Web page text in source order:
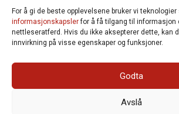
For å gi de beste opplevelsene bruker vi teknologier
informasjonskapslerfor å få tilgang til informasjon
nettleseratferd. Hvis du ikke aksepterer dette, kan
innvirkning på visse egenskaper og funksjoner.
Godta
Avslå
Besteforeldrenes
Ansvarlig redaktør
: Halfdan
: Postboks 1231 Vika,
Organisasjonsnummer